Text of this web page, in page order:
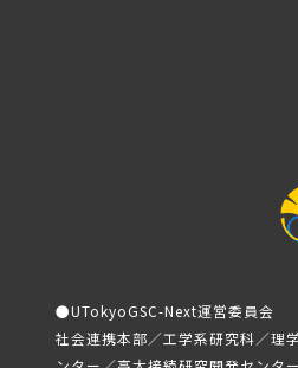
●UTokyoGSC-Next運営委員会
社会連携本部／工学系研究科／理